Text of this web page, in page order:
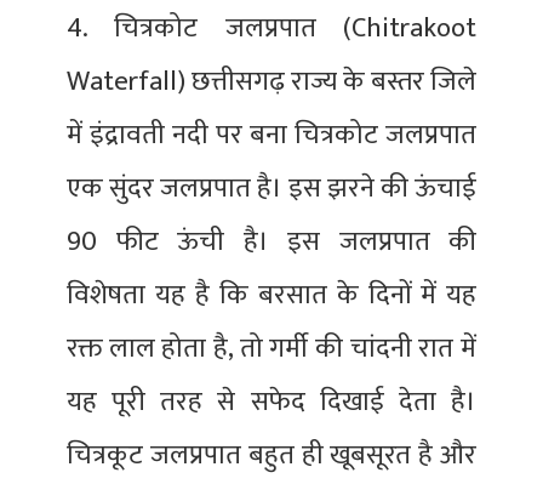
4. चित्रकोट जलप्रपात (Chitrakoot
Waterfall) छत्तीसगढ़ राज्य के बस्तर जिले
में इंद्रावती नदी पर बना चित्रकोट जलप्रपात
एक सुंदर जलप्रपात है। इस झरने की ऊंचाई
90 फीट ऊंची है। इस जलप्रपात की
विशेषता यह है कि बरसात के दिनों में यह
रक्त लाल होता है, तो गर्मी की चांदनी रात में
यह पूरी तरह से सफेद दिखाई देता है।
चित्रकूट जलप्रपात बहुत ही खूबसूरत है और